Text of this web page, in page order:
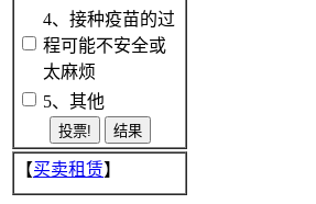
4、接种疫苗的过
程可能不安全或
太麻烦
5、其他
【买卖租赁】